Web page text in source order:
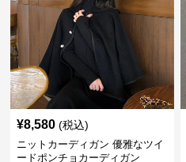
¥8,580 (税込)
ニットカーディガン 優雅なツイ
ードポンチョカーディガン